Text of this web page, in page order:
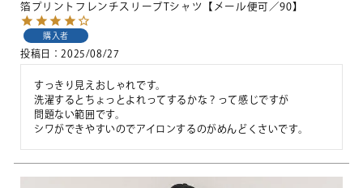
箔プリントフレンチスリーブTシャツ【メール便可／90】
購入者
投稿日 2025/08/27
すっきり見えおしゃれです。
洗濯するとちょっとよれってするかな？って感じですが
問題ない範囲です。
シワができやすいのでアイロンするのがめんどくさいです。